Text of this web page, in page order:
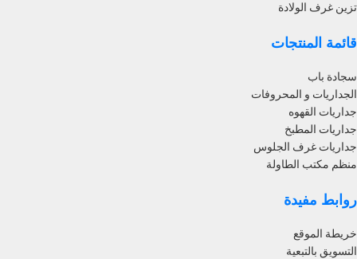
تزين غرف الولادة
قائمة المنتجات
سجادة باب
الجداريات و المحروفات
جداريات القهوه
جداريات المطبخ
جداريات غرف الجلوس
منظم مكتب الطاولة
روابط مفيدة
خريطة الموقع
التسويق بالتبعية